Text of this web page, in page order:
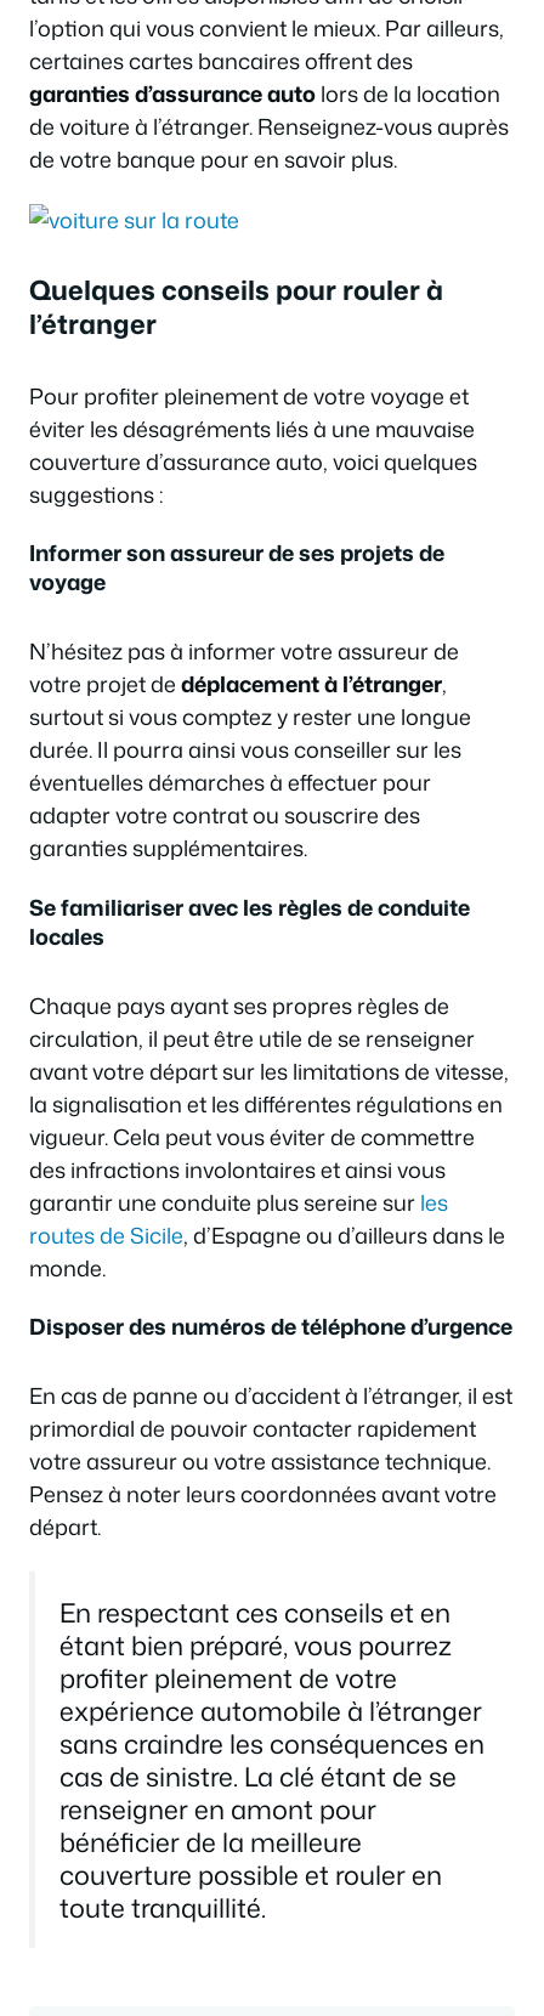
l’option qui vous convient le mieux. Par ailleurs,
certaines cartes bancaires offrent des
garanties d’assurance autolors de la location
de voiture à l’étranger. Renseignez-vous auprès
de votre banque pour en savoir plus.
Quelques conseils pour rouler à
l’étranger
Pour profiter pleinement de votre voyage et
éviter les désagréments liés à une mauvaise
couverture d’assurance auto, voici quelques
suggestions :
Informer son assureur de ses projets de
voyage
N’hésitez pas à informer votre assureur de
votre projet dedéplacement à l’étranger,
surtout si vous comptez y rester une longue
durée. Il pourra ainsi vous conseiller sur les
éventuelles démarches à effectuer pour
adapter votre contrat ou souscrire des
garanties supplémentaires.
Se familiariser avec les règles de conduite
locales
Chaque pays ayant ses propres règles de
circulation, il peut être utile de se renseigner
avant votre départ sur les limitations de vitesse,
la signalisation et les différentes régulations en
vigueur. Cela peut vous éviter de commettre
des infractions involontaires et ainsi vous
garantir une conduite plus sereine surles
routes de Sicile, d’Espagne ou d’ailleurs dans le
monde.
Disposer des numéros de téléphone d’urgence
En cas de panne ou d’accident à l’étranger, il est
primordial de pouvoir contacter rapidement
votre assureur ou votre assistance technique.
Pensez à noter leurs coordonnées avant votre
départ.
En respectant ces conseils et en
étant bien préparé, vous pourrez
profiter pleinement de votre
expérience automobile à l’étranger
sans craindre les conséquences en
cas de sinistre. La clé étant de se
renseigner en amont pour
bénéficier de la meilleure
couverture possible et rouler en
toute tranquillité.